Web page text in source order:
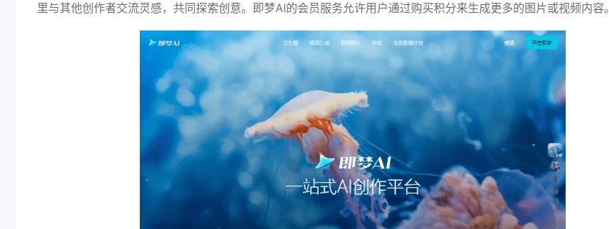
里与其他创作者交流灵感，共同探索创意。即梦AI的会员服务允许用户通过购买积分来生成更多的图片或视频内容。